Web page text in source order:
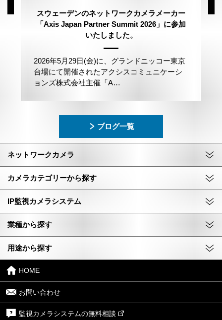
スウェーデンのネットワークカメラメーカー
「Axis Japan Partner Summit 2026」に参加
いたしました。
2026年5月29日(金)に、グランドニッコー東京
台場にて開催されたアクシスコミュニケーシ
ョンズ株式会社主催「A…
ブログ一覧
ネットワークカメラ
カメラカテゴリーから探す
IP監視カメラシステム
業種から探す
用途から探す
HOME
お問い合わせ
監視カメラシステムの無料相談